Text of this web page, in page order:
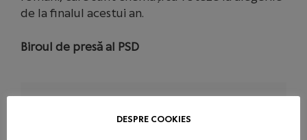
de la finalul acestui an.
Biroul de presă al PSD
DESPRE COOKIES